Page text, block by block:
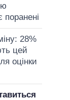
28%
цей
оцінки